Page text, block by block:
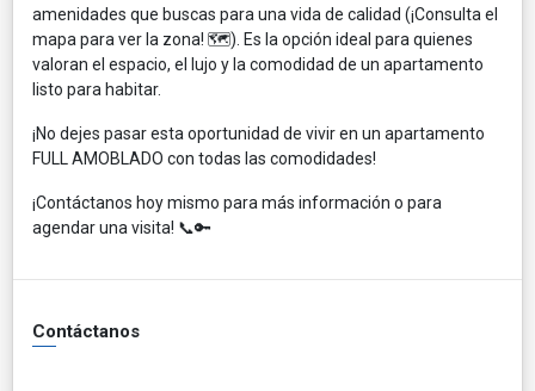
amenidades que buscas para una vida de calidad (¡Consulta el
mapa para ver la zona! 🗺️). Es la opción ideal para quienes
valoran el espacio, el lujo y la comodidad de un apartamento
listo para habitar.
¡No dejes pasar esta oportunidad de vivir en un apartamento
FULL AMOBLADO con todas las comodidades!
¡Contáctanos hoy mismo para más información o para
agendar una visita! 📞🔑
Contáctanos